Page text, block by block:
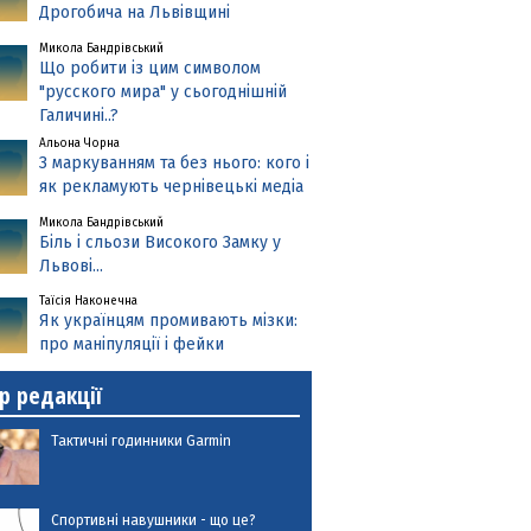
Дрогобича на Львівщині
Микола Бандрівський
Що робити із цим символом
"русского мира" у сьогоднішній
Галичині..?
Альона Чорна
З маркуванням та без нього: кого і
як рекламують чернівецькі медіа
Микола Бандрівський
Біль і сльози Високого Замку у
Львові...
Таїсія Наконечна
Як українцям промивають мізки:
про маніпуляції і фейки
редакції
Тактичні годинники Garmin
Спортивні навушники - що це?